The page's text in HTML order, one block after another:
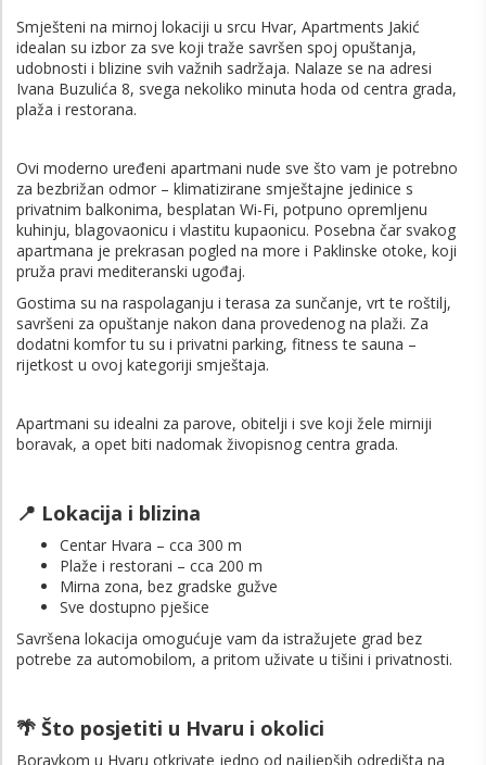
Smješteni na mirnoj lokaciji u srcu Hvar, Apartments Jakić
idealan su izbor za sve koji traže savršen spoj opuštanja,
udobnosti i blizine svih važnih sadržaja. Nalaze se na adresi
Ivana Buzulića 8, svega nekoliko minuta hoda od centra grada,
plaža i restorana.
Ovi moderno uređeni apartmani nude sve što vam je potrebno
za bezbrižan odmor – klimatizirane smještajne jedinice s
privatnim balkonima, besplatan Wi-Fi, potpuno opremljenu
kuhinju, blagovaonicu i vlastitu kupaonicu. Posebna čar svakog
apartmana je prekrasan pogled na more i Paklinske otoke, koji
pruža pravi mediteranski ugođaj.
Gostima su na raspolaganju i terasa za sunčanje, vrt te roštilj,
savršeni za opuštanje nakon dana provedenog na plaži. Za
dodatni komfor tu su i privatni parking, fitness te sauna –
rijetkost u ovoj kategoriji smještaja.
Apartmani su idealni za parove, obitelji i sve koji žele mirniji
boravak, a opet biti nadomak živopisnog centra grada.
📍 Lokacija i blizina
Centar Hvara – cca 300 m
Plaže i restorani – cca 200 m
Mirna zona, bez gradske gužve
Sve dostupno pješice
Savršena lokacija omogućuje vam da istražujete grad bez
potrebe za automobilom, a pritom uživate u tišini i privatnosti.
🌴 Što posjetiti u Hvaru i okolici
Boravkom u Hvaru otkrivate jedno od najljepših odredišta na